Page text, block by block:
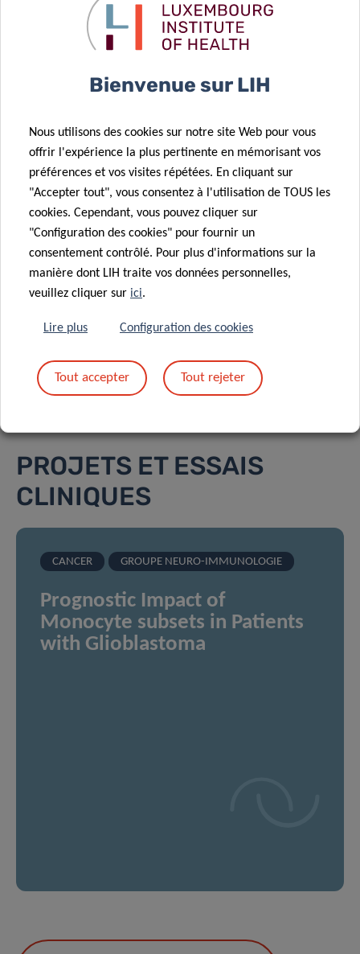
CENTRE DU GÉNOME
LUXGEN
La plate-forme LuxGen fournit une gamme complète de
services de soutien spécialisés dans la préparation des
échantillons, l’analyse de microéchantillons, le séquençage
de l’ARN, les biostatistiques et la bio-informatique.
LIRE LA SUITE
PROJETS ET ESSAIS
CLINIQUES
CANCER GROUPE NEURO-IMMUNOLOGIE
Prognostic Impact of
Monocyte subsets in Patients
with Glioblastoma
Bienvenue sur LIH
Nous utilisons des cookies sur notre site Web pour vous
offrir l'expérience la plus pertinente en mémorisant vos
préférences et vos visites répétées. En cliquant sur
"Accepter tout", vous consentez à l'utilisation de TOUS les
cookies. Cependant, vous pouvez cliquer sur
"Configuration des cookies" pour fournir un
consentement contrôlé. Pour plus d'informations sur la
manière dont LIH traite vos données personnelles,
veuillez cliquer sur ici.
Lire plus Configuration des cookies
Tout accepter Tout rejeter